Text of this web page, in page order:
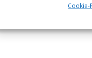
Cookie-